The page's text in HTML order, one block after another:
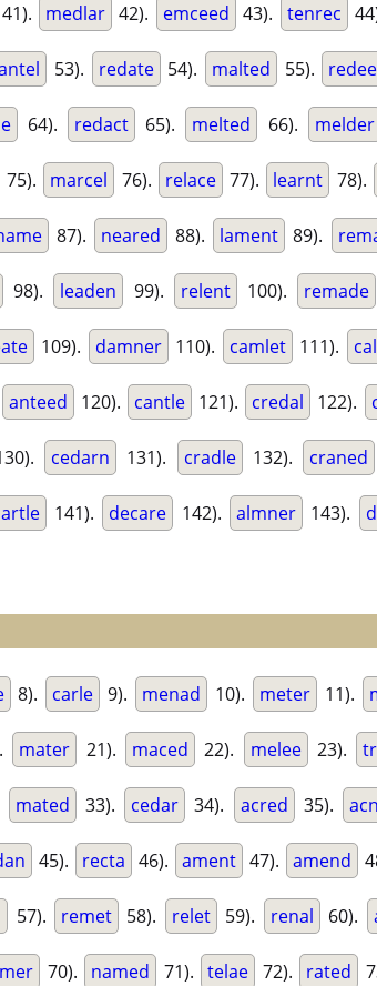
41). medlar 42). emceed 43). tenrec
53). redate 54). malted 55).
64). redact 65). melted 66). melder
75). marcel 76). relace 77). learnt 78).
87). neared 88). lament 89).
98). leaden 99). relent 100). remade
109). damner 110). camlet 111).
anteed 120). cantle 121). credal 122).
cedarn 131). cradle 132). craned
141). decare 142). almner 143).
8). carle 9). menad 10). meter 11).
mater 21). maced 22). melee 23).
mated 33). cedar 34). acred 35).
45). recta 46). ament 47). amend
57). remet 58). relet 59). renal 60).
70). named 71). telae 72). rated